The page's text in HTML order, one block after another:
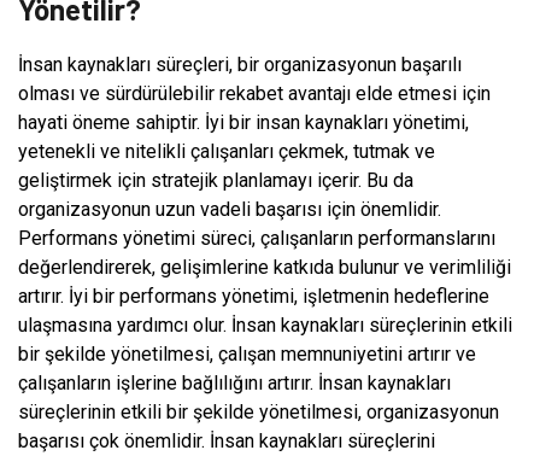
Yönetilir?
İnsan kaynakları süreçleri, bir organizasyonun başarılı
olması ve sürdürülebilir rekabet avantajı elde etmesi için
hayati öneme sahiptir. İyi bir insan kaynakları yönetimi,
yetenekli ve nitelikli çalışanları çekmek, tutmak ve
geliştirmek için stratejik planlamayı içerir. Bu da
organizasyonun uzun vadeli başarısı için önemlidir.
Performans yönetimi süreci, çalışanların performanslarını
değerlendirerek, gelişimlerine katkıda bulunur ve verimliliği
artırır. İyi bir performans yönetimi, işletmenin hedeflerine
ulaşmasına yardımcı olur. İnsan kaynakları süreçlerinin etkili
bir şekilde yönetilmesi, çalışan memnuniyetini artırır ve
çalışanların işlerine bağlılığını artırır. İnsan kaynakları
süreçlerinin etkili bir şekilde yönetilmesi, organizasyonun
başarısı çok önemlidir. İnsan kaynakları süreçlerini